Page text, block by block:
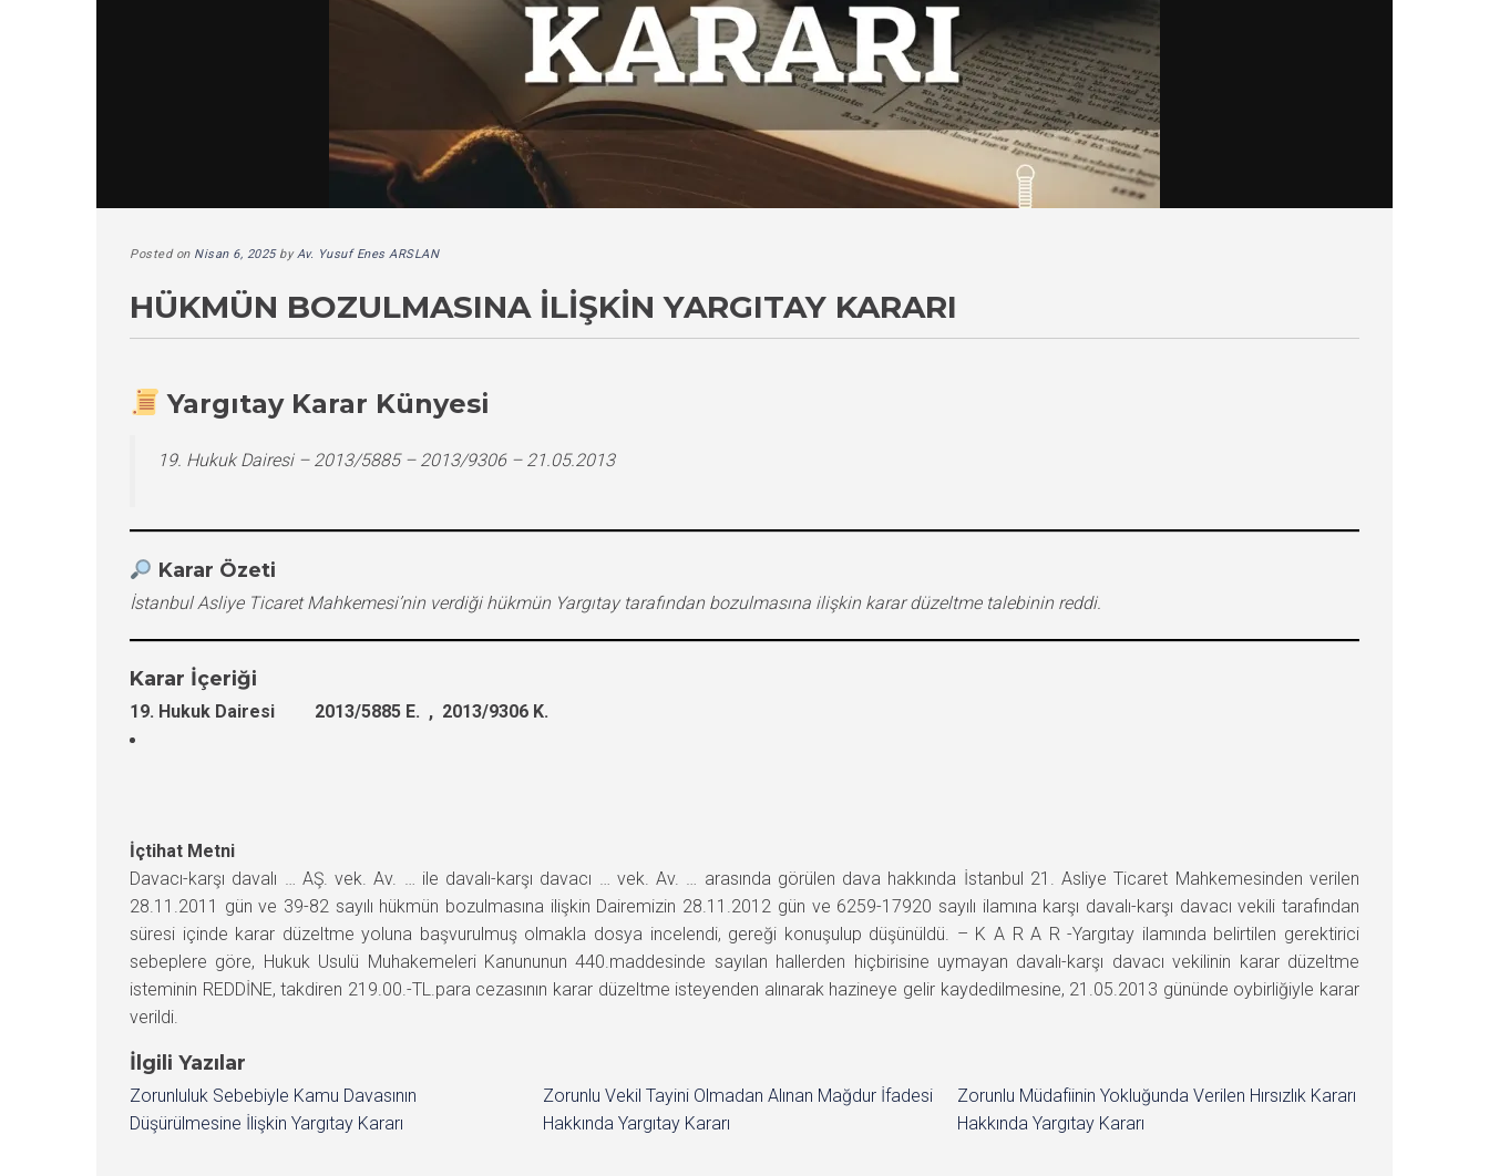
Posted on Nisan 6, 2025byAv. Yusuf Enes ARSLAN
HÜKMÜN BOZULMASINA İLIŞKIN YARGITAY KARARI
Yargıtay Karar Künyesi
19. Hukuk Dairesi – 2013/5885 – 2013/9306 – 21.05.2013
Karar Özeti
İstanbul Asliye Ticaret Mahkemesi’nin verdiği hükmün Yargıtay tarafından bozulmasına ilişkin karar düzeltme talebinin reddi.
Karar İçeriği
19. Hukuk Dairesi 2013/5885 E. , 2013/9306 K.
İçtihat Metni
Davacı-karşı davalı … AŞ. vek. Av. … ile davalı-karşı davacı … vek. Av. … arasında görülen dava hakkında İstanbul 21. Asliye Ticaret Mahkemesinden verilen
28.11.2011 gün ve 39-82 sayılı hükmün bozulmasına ilişkin Dairemizin 28.11.2012 gün ve 6259-17920 sayılı ilamına karşı davalı-karşı davacı vekili tarafından
süresi içinde karar düzeltme yoluna başvurulmuş olmakla dosya incelendi, gereği konuşulup düşünüldü. – K A R A R -Yargıtay ilamında belirtilen gerektirici
sebeplere göre, Hukuk Usulü Muhakemeleri Kanununun 440.maddesinde sayılan hallerden hiçbirisine uymayan davalı-karşı davacı vekilinin karar düzeltme
isteminin REDDİNE, takdiren 219.00.-TL.para cezasının karar düzeltme isteyenden alınarak hazineye gelir kaydedilmesine, 21.05.2013 gününde oybirliğiyle karar
verildi.
İlgili Yazılar
Zorunluluk Sebebiyle Kamu Davasının
Düşürülmesine İlişkin Yargıtay Kararı
Zorunlu Vekil Tayini Olmadan Alınan Mağdur İfadesi
Hakkında Yargıtay Kararı
Zorunlu Müdafiinin Yokluğunda Verilen Hırsızlık Kararı
Hakkında Yargıtay Kararı